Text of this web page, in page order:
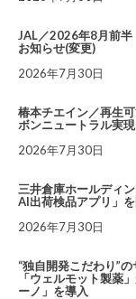
JAL／2026年8月前
お知らせ(変更)
2026年7月30日
椿本チエイン／再生
ボンニュートラル実
2026年7月30日
三井倉庫ホールディ
AI出荷検品アプリ」
2026年7月30日
“独自開発こだわり”
「ウェルモット製薬
ーノ」を導入